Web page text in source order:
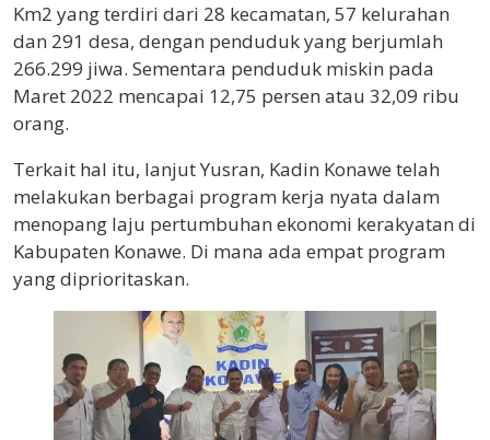
Km2 yang terdiri dari 28 kecamatan, 57 kelurahan
dan 291 desa, dengan penduduk yang berjumlah
266.299 jiwa. Sementara penduduk miskin pada
Maret 2022 mencapai 12,75 persen atau 32,09 ribu
orang.
Terkait hal itu, lanjut Yusran, Kadin Konawe telah
melakukan berbagai program kerja nyata dalam
menopang laju pertumbuhan ekonomi kerakyatan di
Kabupaten Konawe. Di mana ada empat program
yang diprioritaskan.